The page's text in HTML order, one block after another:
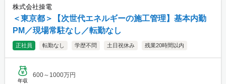
株式会社操電
＜東京都＞【次世代エネルギーの施工管理】基本内勤
PM／現場常駐なし／転勤なし
正社員 転勤なし 学歴不問 土日祝休み 残業20時間以内
年収
600～1000万円